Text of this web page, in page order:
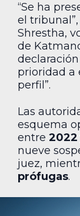
“Se ha
el
Shrestha,
de
prioridad a
perfil”.
Las
esquema
entre 2022
nueve
juez,
prófugas.